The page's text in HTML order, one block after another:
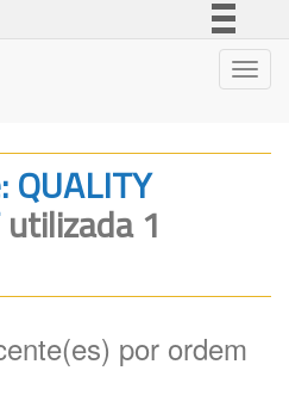
Legislação
Canais
QUALITY
utilizada 1
por ordem